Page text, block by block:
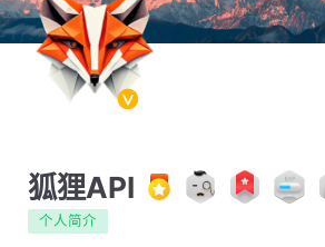
狐狸API
个人简介